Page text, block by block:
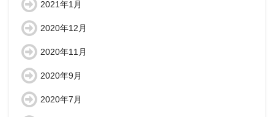
2021年1月
2020年12月
2020年11月
2020年9月
2020年7月